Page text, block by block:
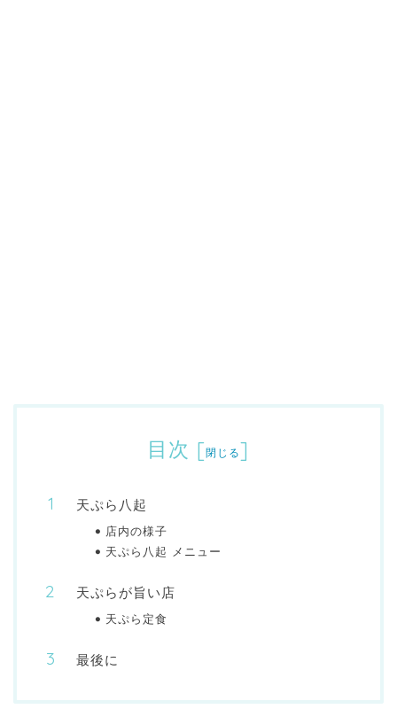
目次 [閉じる]
天ぷら八起
店内の様子
天ぷら八起 メニュー
天ぷらが旨い店
天ぷら定食
最後に